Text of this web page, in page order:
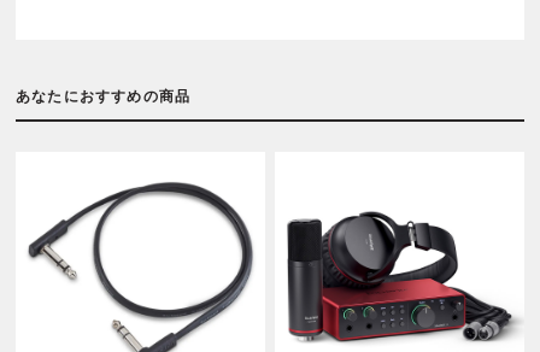
あなたにおすすめの商品